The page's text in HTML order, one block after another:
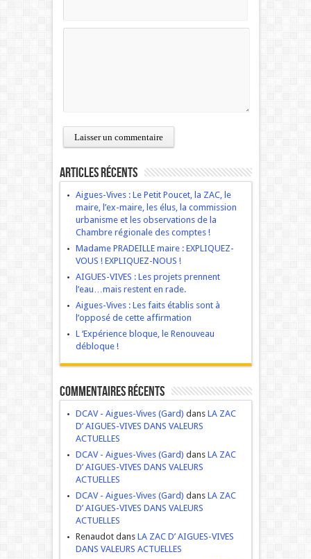
Articles récents
Aigues-Vives : Le Petit Poucet, la ZAC, le
maire, l’ex-maire, les élus, la commission
urbanisme et les observations de la
Chambre régionale des comptes !
Madame PRADEILLE maire : EXPLIQUEZ-
VOUS ! EXPLIQUEZ-NOUS !
AIGUES-VIVES : Les projets prennent
l’eau…mais restent en rade.
Aigues-Vives : Les faits établis sont à
l’opposé de cette affirmation
L ‘Expérience bloque, le Renouveau
débloque !
Commentaires récents
DCAV - Aigues-Vives (Gard) dans LA ZAC
D’ AIGUES-VIVES DANS VALEURS
ACTUELLES
DCAV - Aigues-Vives (Gard) dans LA ZAC
D’ AIGUES-VIVES DANS VALEURS
ACTUELLES
DCAV - Aigues-Vives (Gard) dans LA ZAC
D’ AIGUES-VIVES DANS VALEURS
ACTUELLES
Renaudot dans LA ZAC D’ AIGUES-VIVES
DANS VALEURS ACTUELLES